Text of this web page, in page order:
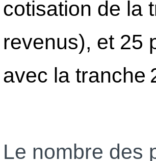
cotisation de la
revenus), et 25
avec la tranche
Le nombre des